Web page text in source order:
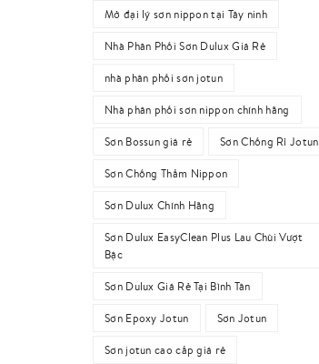
Mở đại lý sơn nippon tại Tây ninh
Nhà Phân Phối Sơn Dulux Giá Rẻ
nhà phân phối sơn jotun
Nhà phân phối sơn nippon chính hãng
Sơn Bossun giá rẻ Sơn Chống Rỉ Jotun
Sơn Chống Thấm Nippon
Sơn Dulux Chính Hãng
Sơn Dulux EasyClean Plus Lau Chùi Vượt
Bậc
Sơn Dulux Giá Rẻ Tại Bình Tân
Sơn Epoxy Jotun Sơn Jotun
Sơn jotun cao cấp giá rẻ